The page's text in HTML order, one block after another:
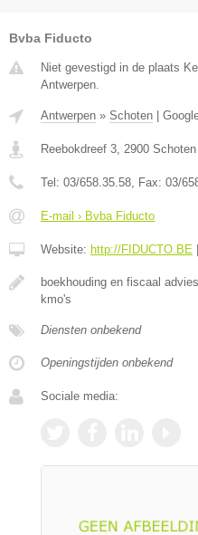
Bvba Fiducto
Niet gevestigd in de plaats
Antwerpen.
Antwerpen » Schoten |
Reebokdreef 3 2900 Schoten
Tel: 03/658.35.58 , Fax: 03/
E-mail › Bvba Fiducto
Website: http://FIDUCTO.BE |
boekhouding en fiscaal
kmo's
Diensten onbekend
Openingstijden onbekend
Sociale media: